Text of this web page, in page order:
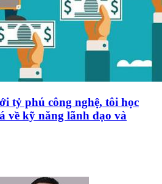
tỷ phú công nghệ, tôi học
về kỹ năng lãnh đạo và